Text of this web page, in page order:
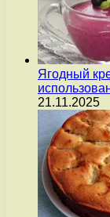
Ягодный
21.11.2025